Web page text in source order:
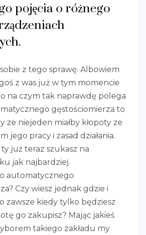
pojęcia o różnego
z tego sprawę. Albowiem
z was już w tym momencie
na czym tak naprawdę polega
gęstościomierza to
ze niejeden miałby kłopoty ze
jego pracy i zasad działania.
już teraz szukasz na
jak najbardziej
automatycznego
Czy wiesz jednak gdzie i
zawsze kiedy tylko będziesz
go zakupisz? Mając jakieś
takiego zakładu my